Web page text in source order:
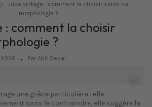
Jupe vintage : comment la choisir selon sa
morphologie ?
: comment la choisir
?
2026 Par Abir Sebai
une grâce particulière : elle
sans le contraindre, elle suggère la